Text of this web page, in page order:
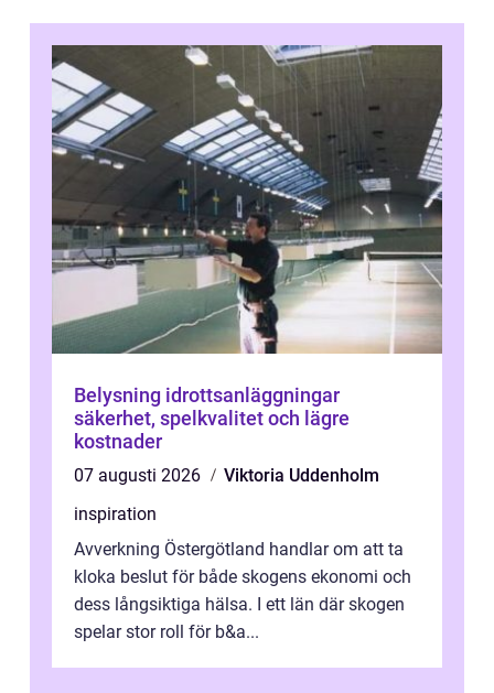
Belysning idrottsanläggningar
säkerhet, spelkvalitet och lägre
kostnader
07 augusti 2026
Viktoria Uddenholm
inspiration
Avverkning Östergötland handlar om att ta
kloka beslut för både skogens ekonomi och
dess långsiktiga hälsa. I ett län där skogen
spelar stor roll för b&a...